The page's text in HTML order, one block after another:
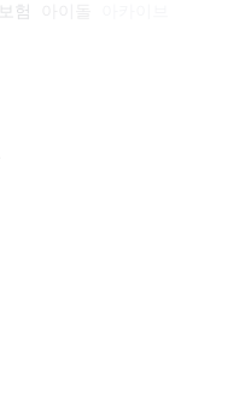
보험